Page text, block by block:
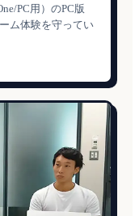
PC用）のPC版
ム体験を守ってい